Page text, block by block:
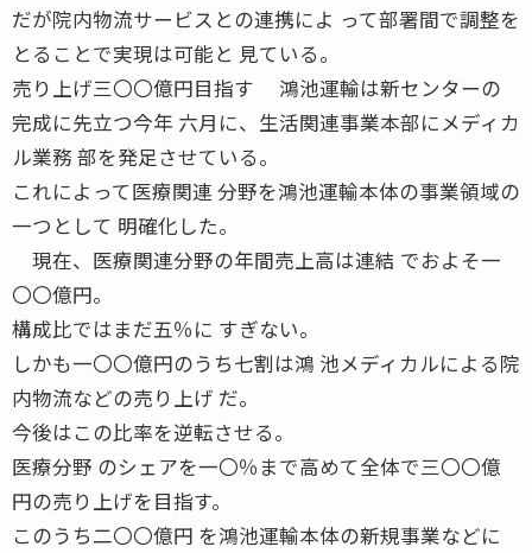
だが院内物流サービスとの連携によ って部署間で調整を
とることで実現は可能と 見ている。
売り上げ三〇〇億円目指す 鴻池運輸は新センターの
完成に先立つ今年 六月に、生活関連事業本部にメディカ
ル業務 部を発足させている。
これによって医療関連 分野を鴻池運輸本体の事業領域の
一つとして 明確化した。
現在、医療関連分野の年間売上高は連結 でおよそ一
〇〇億円。
構成比ではまだ五％に すぎない。
しかも一〇〇億円のうち七割は鴻 池メディカルによる院
内物流などの売り上げ だ。
今後はこの比率を逆転させる。
医療分野 のシェアを一〇％まで高めて全体で三〇〇億
円の売り上げを目指す。
このうち二〇〇億円 を鴻池運輸本体の新規事業などに